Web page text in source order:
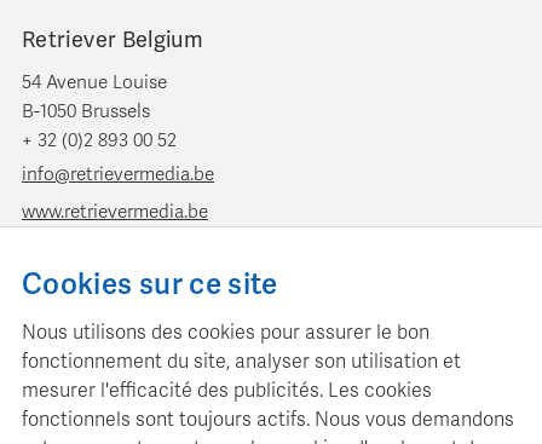
Retriever Belgium
54 Avenue Louise
B-1050 Brussels
+ 32 (0)2 893 00 52
info@retrievermedia.be
www.retrievermedia.be
Retriever Pays-Bas
1054 GT Amsterdam
+ 31 (0)20 379 11 01
info@retriever.nl
Cookies sur ce site
Nous utilisons des cookies pour assurer le bon
fonctionnement du site, analyser son utilisation et
mesurer l'efficacité des publicités. Les cookies
fonctionnels sont toujours actifs. Nous vous demandons